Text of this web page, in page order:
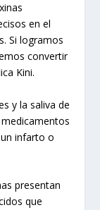
en el
Si logramos
convertir
Kini.
y la saliva de
infarto o
presentan
que